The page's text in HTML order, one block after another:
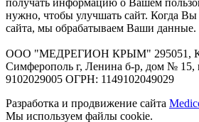
нужно, чтобы улучшать сайт. Когда
сайта, мы обрабатываем Ваши данные.
ООО "МЕДРЕГИОН КРЫМ" 295051,
Симферополь г, Ленина б-р, дом №
9102029005 ОГРН: 1149102049029
Разработка и продвижение сайта
Мы используем файлы cookie.